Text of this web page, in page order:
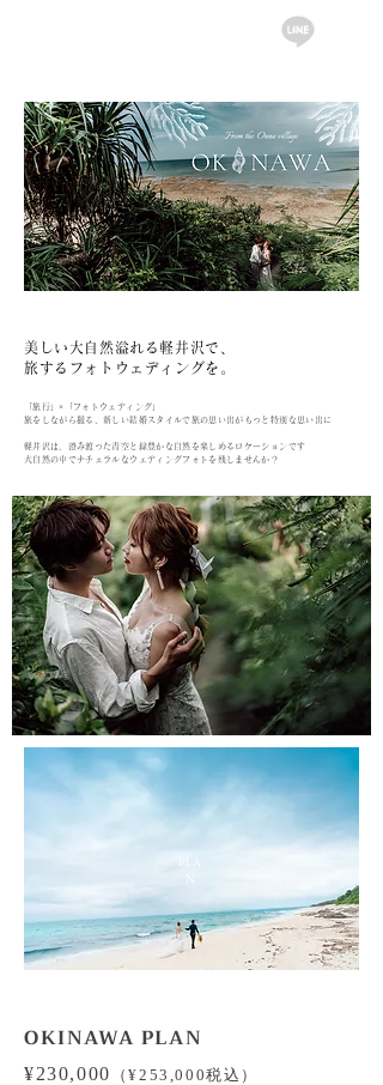
美しい大自然溢れる軽井沢で、
旅するフォトウェディングを。
「旅行」×「フォトウェディング」
旅をしながら撮る、新しい結婚スタイルで旅の思い出がもっと特別な思い出に
軽井沢は、澄み渡った青空と緑豊かな自然を楽しめるロケーションです
大自然の中でナチュラルなウェディングフォトを残しませんか？
PLA
N
OKINAWA PLAN
¥230,000 （¥253,000税込）